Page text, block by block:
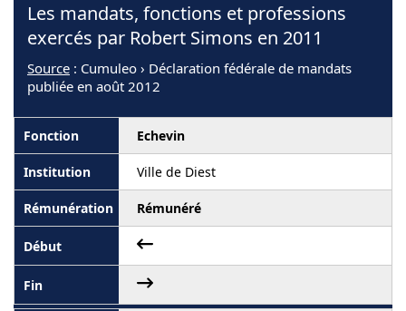
Les mandats, fonctions et professions
exercés par Robert Simons en 2011
Source : Cumuleo › Déclaration fédérale de mandats
publiée en août 2012
Echevin
Ville de Diest
Rémunéré